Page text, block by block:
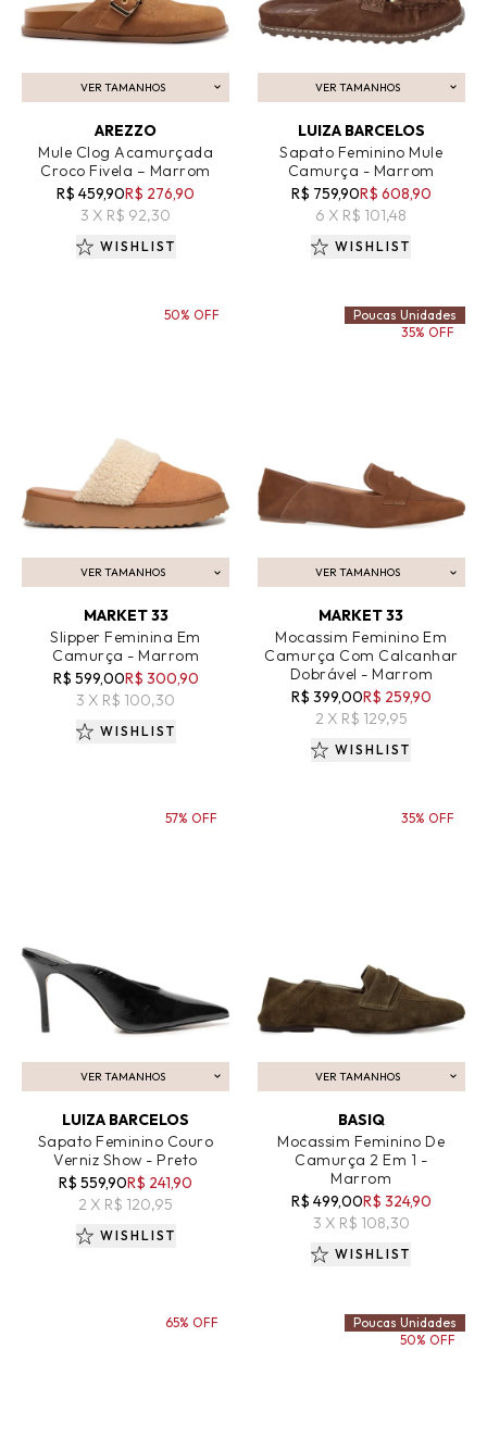
VER TAMANHOS
ADICIONAR AO CARRINHO
AREZZO
Mule Clog Acamurçada
Croco Fivela – Marrom
R$ 459,90R$ 276,90
3 X R$ 92,30
WISHLIST
VER TAMANHOS
ADICIONAR AO CARRINHO
LUIZA BARCELOS
Sapato Feminino Mule
Camurça - Marrom
R$ 759,90R$ 608,90
6 X R$ 101,48
WISHLIST
VER TAMANHOS
ADICIONAR AO CARRINHO
MARKET 33
Slipper Feminina Em
Camurça - Marrom
R$ 599,00R$ 300,90
3 X R$ 100,30
50% OFF
WISHLIST
VER TAMANHOS
ADICIONAR AO CARRINHO
MARKET 33
Mocassim Feminino Em
Camurça Com Calcanhar
Dobrável - Marrom
R$ 399,00R$ 259,90
2 X R$ 129,95
Poucas Unidades
35% OFF
WISHLIST
VER TAMANHOS
ADICIONAR AO CARRINHO
LUIZA BARCELOS
Sapato Feminino Couro
Verniz Show - Preto
R$ 559,90R$ 241,90
2 X R$ 120,95
57% OFF
WISHLIST
VER TAMANHOS
ADICIONAR AO CARRINHO
BASIQ
Mocassim Feminino De
Camurça 2 Em 1 -
Marrom
R$ 499,00R$ 324,90
3 X R$ 108,30
35% OFF
WISHLIST
65% OFF
Poucas Unidades
50% OFF